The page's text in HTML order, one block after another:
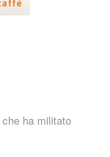
ha militato